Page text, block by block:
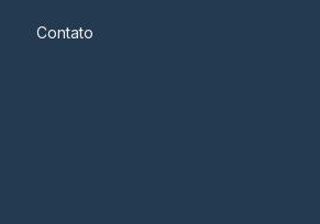
Contato